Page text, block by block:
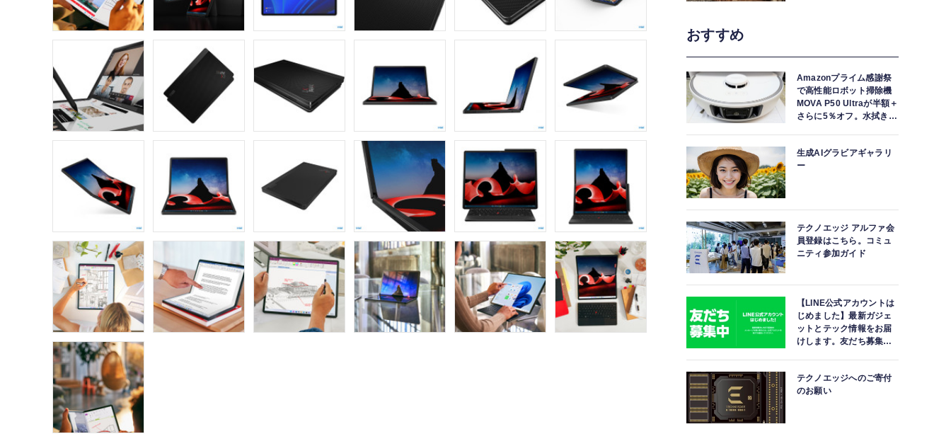
おすすめ
Amazonプライム感謝祭
で高性能ロボット掃除機
MOVA P50 Ultraが半額＋
さらに5％オフ。水拭きモ
生成AIグラビアギャラリ
ー
テクノエッジ アルファ会
員登録はこちら。コミュ
ニティ参加ガイド
【LINE公式アカウントは
じめました】最新ガジェ
ットとテック情報をお届
けします。友だち募集
テクノエッジへのご寄付
のお願い